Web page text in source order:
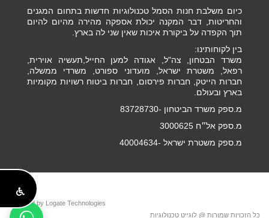
כיום משלבת חנות הסמל טכנולוגיות חדשות בתחום המגנים
והחריטות, דבר המקנה יכולת אספקה מהירה מהיום להיום
תוך הקפדה על ביקורת איכות שאין שני לה בארץ.
בין לקוחותינו:
משרד הבטחון, צה"ל, אגודה למען החייל,תעשיה אוירית,
רפאל, משטרת ישראל, מועדוני ספורט, משרדי ממשלה,
חברות הייטק, חברות פירסום, חברות ביטוח רשויות מקומיות
בארץ ובעולם.
מ.ספק משרד הביטחון -83728730
מ.ספק אל״ח 3000625
מ.ספק משטרת ישראל -40004634
Powered by Logate Technologies
כל הזכויות שמורות @ לוגייט טכנולוגיות